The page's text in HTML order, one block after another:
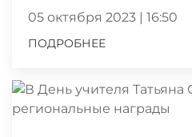
05 октября 2023 | 16:50
ПОДРОБНЕЕ